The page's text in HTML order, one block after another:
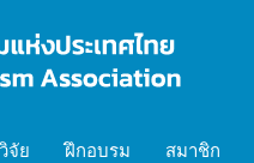
วิจัย ฝึกอบรม สมาชิก